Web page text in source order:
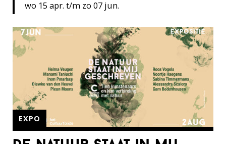
wo 15 apr. t/m zo 07 jun.
EXPO